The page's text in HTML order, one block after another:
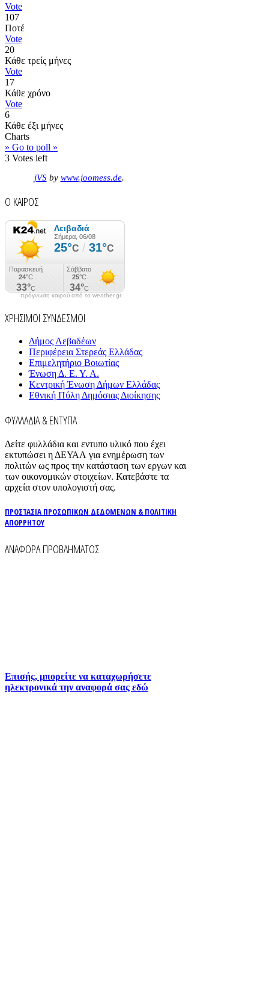
Vote
107
Ποτέ
Vote
20
Κάθε τρείς μήνες
Vote
17
Κάθε χρόνο
Vote
6
Κάθε έξι μήνες
Charts
» Go to poll »
3 Votes left
jVSby www.joomess.de.
Ο ΚΑΙΡΟΣ
πρόγνωση καιρού από το weather.gr
ΧΡΗΣΙΜΟΙ ΣΥΝΔΕΣΜΟΙ
Δήμος Λεβαδέων
Περιφέρεια Στερεάς Ελλάδας
Επιμελητήριο Βοιωτίας
Ένωση Δ. Ε. Υ. Α.
Κεντρική Ένωση Δήμων Ελλάδας
Εθνική Πύλη Δημόσιας Διοίκησης
ΦΥΛΛΑΔΙΑ & ΕΝΤΥΠΑ
Δείτε φυλλάδια και εντυπο υλικό που έχει
εκτυπώσει η ΔΕΥΑΛ για ενημέρωση των
πολιτών ως προς την κατάσταση των εργων και
των οικονομικών στοιχείων. Κατεβάστε τα
αρχεία στον υπολογιστή σας.
ΠΡΟΣΤΑΣΙΑ ΠΡΟΣΩΠΙΚΩΝ ΔΕΔΟΜΕΝΩΝ & ΠΟΛΙΤΙΚΗ
ΑΠΟΡΡΗΤΟΥ
ΑΝΑΦΟΡΑ ΠΡΟΒΛΗΜΑΤΟΣ
Επισής, μπορείτε να καταχωρήσετε
ηλεκτρονικά την αναφορά σας εδώ